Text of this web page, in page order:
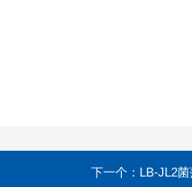
下一个： LB-JL2